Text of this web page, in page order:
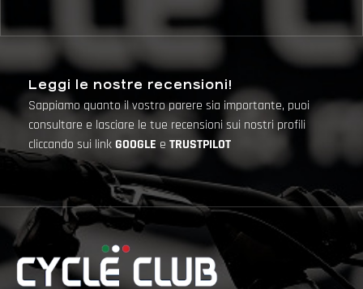
Leggi le nostre recensioni!
Sappiamo quanto il vostro parere sia importante, puoi
consultare e lasciare le tue recensioni sui nostri profili
cliccando sui linkGOOGLE e TRUSTPILOT